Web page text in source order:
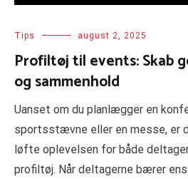
Tips august 2, 2025
Profiltøj til events: Skab
og sammenhold
Uanset om du planlægger en
sportsstævne eller en messe, er
løfte oplevelsen for både
profiltøj. Når deltagerne bærer